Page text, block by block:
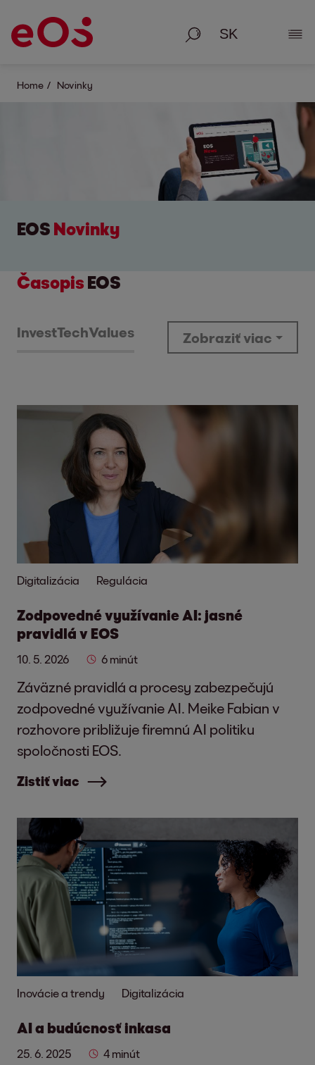
Vyhľadávanie
Home Novinky
EOS Novinky
Časopis EOS
InvestTechValues Zobraziť viac
Digitalizácia Regulácia
Zodpovedné využívanie AI: jasné
pravidlá v EOS
10. 5. 2026 6 minút
Záväzné pravidlá a procesy zabezpečujú
zodpovedné využívanie AI. Meike Fabian v
rozhovore približuje firemnú AI politiku
spoločnosti EOS.
Zistiť viac
Inovácie a trendy Digitalizácia
AI a budúcnosť inkasa
25. 6. 2025 4 minút